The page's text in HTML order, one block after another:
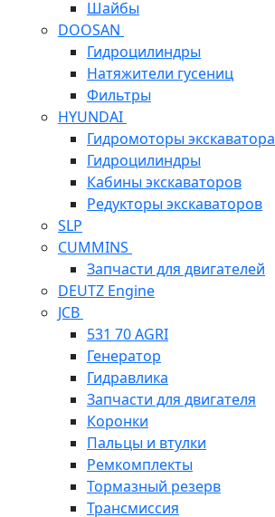
Шайбы
DOOSAN
Гидроцилиндры
Натяжители гусениц
Фильтры
HYUNDAI
Гидромоторы экскаватора
Гидроцилиндры
Кабины экскаваторов
Редукторы экскаваторов
SLP
CUMMINS
Запчасти для двигателей
DEUTZ Engine
JCB
531 70 AGRI
Генератор
Гидравлика
Запчасти для двигателя
Коронки
Пальцы и втулки
Ремкомплекты
Тормазный резерв
Трансмиссия